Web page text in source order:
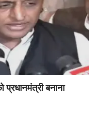
प्रधानमंत्री बनाना